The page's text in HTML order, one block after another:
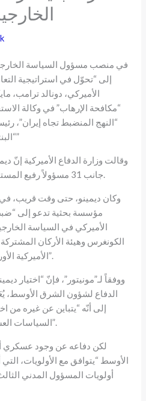
إلى “تحوّل في استراتيجية
الأميركي، دونالد ترامب،
“مكافحة الإرهاب” في وكالة
“النهج المنضبط تجاه إيران”،
“البنتاغون”، بشأن “الشرق الأوسط”
وقالت وزارة الدفاع الأميركية إنّ
جانب 31 مسؤولاً رفيع المستوى في “البنتاغون”، يوم الإثنين.
وكان ديمينو، حتى وقت قريب،
مؤسسة بحثية تدعو إلى
الأميركي في السياسة
الكونغرس وهيئة الأركان المشتركة
الأميركية الأوروبية، بشأن الحرب في أوكرانيا”.
ووفقاً لـ”مونيتور”، فإنّ “اختيار
الدفاع لشؤون الشرق الأوسط،
إلى أنّه “يتباين عن غيره من
السياسات العسكرية الإسرائيلية في المنطقة”.
لكن دفاعه عن وجود عسكري
الأوسط “يتوافق مع الأولويات،
أولويات المسؤول المدني